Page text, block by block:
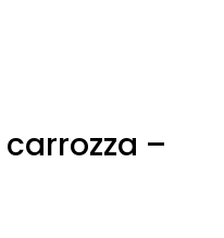
–